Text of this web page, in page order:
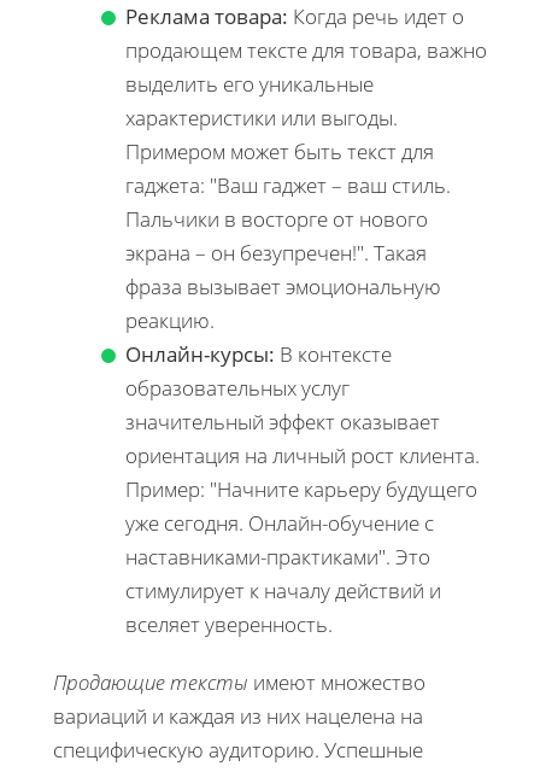
Реклама товара: Когда речь идет о
продающем тексте для товара, важно
выделить его уникальные
характеристики или выгоды.
Примером может быть текст для
гаджета: "Ваш гаджет – ваш стиль.
Пальчики в восторге от нового
экрана – он безупречен!". Такая
фраза вызывает эмоциональную
реакцию.
Онлайн-курсы: В контексте
образовательных услуг
значительный эффект оказывает
ориентация на личный рост клиента.
Пример: "Начните карьеру будущего
уже сегодня. Онлайн-обучение с
наставниками-практиками". Это
стимулирует к началу действий и
вселяет уверенность.
Продающие тексты имеют множество
вариаций и каждая из них нацелена на
специфическую аудиторию. Успешные